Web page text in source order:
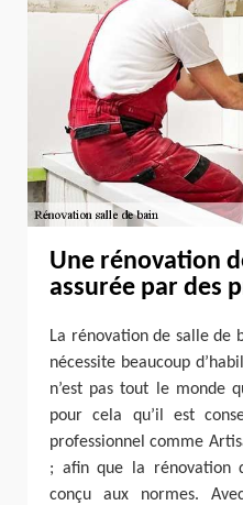
Une rénovation
assurée par des
La rénovation de salle de
nécessite beaucoup
n’est pas tout le monde
pour cela qu’il est
professionnel comme
; afin que la rénovation
conçu aux normes.